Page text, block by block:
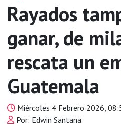
Rayados
ganar, de
rescata un
Guatemala
Miércoles 4 Febrero 2026,
Por: Edwin Santana